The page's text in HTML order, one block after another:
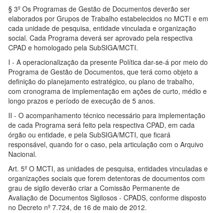
§ 3º Os Programas de Gestão de Documentos deverão ser
elaborados por Grupos de Trabalho estabelecidos no MCTI e em
cada unidade de pesquisa, entidade vinculada e organização
social. Cada Programa deverá ser aprovado pela respectiva
CPAD e homologado pela SubSIGA/MCTI.
I - A operacionalização da presente Política dar-se-á por meio do
Programa de Gestão de Documentos, que terá como objeto a
definição do planejamento estratégico, ou plano de trabalho,
com cronograma de implementação em ações de curto, médio e
longo prazos e período de execução de 5 anos.
II - O acompanhamento técnico necessário para implementação
de cada Programa será feito pela respectiva CPAD, em cada
órgão ou entidade, e pela SubSIGA/MCTI, que ficará
responsável, quando for o caso, pela articulação com o Arquivo
Nacional.
Art. 5º O MCTI, as unidades de pesquisa, entidades vinculadas e
organizações sociais que forem detentoras de documentos com
grau de sigilo deverão criar a Comissão Permanente de
Avaliação de Documentos Sigilosos - CPADS, conforme disposto
no Decreto nº 7.724, de 16 de maio de 2012.